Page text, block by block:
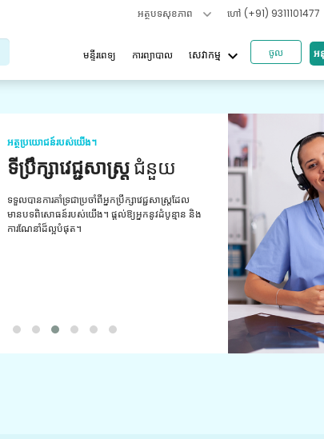
អត្ថបទសុខភាព ហៅ (+91) 9311101477
មន្ទីរពេទ្យ ការព្យាបាល សេវាកម្ម keyboard_arrow_down ចូល អនុ
អត្ថប្រយោជន៍របស់យើង។
ទីប្រឹក្សាវេជ្ជសាស្ត្រជំនួយ
ទទួលបានការគាំទ្រជាប្រចាំពីអ្នកប្រឹក្សាវេជ្ជសាស្ត្រដែល
មានបទពិសោធន៍របស់យើង។ ផ្តល់ឱ្យអ្នកនូវដំបូន្មាន និង
ការណែនាំដ៏ល្អបំផុត។